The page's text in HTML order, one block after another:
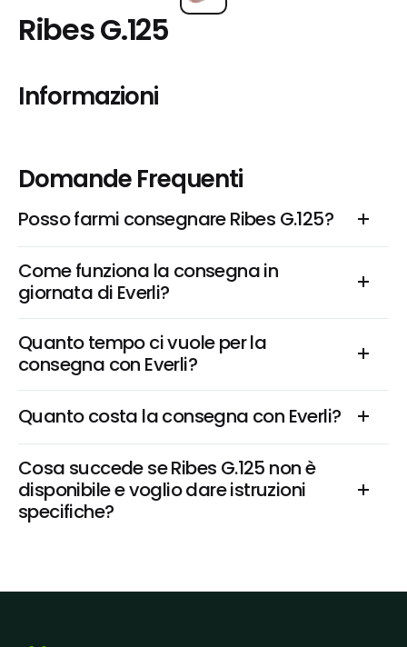
Ribes G.125
Informazioni
Domande Frequenti
Posso farmi consegnare Ribes G.125?
Come funziona la consegna in
giornata di Everli?
Quanto tempo ci vuole per la
consegna con Everli?
Quanto costa la consegna con Everli?
Cosa succede se Ribes G.125 non è
disponibile e voglio dare istruzioni
specifiche?